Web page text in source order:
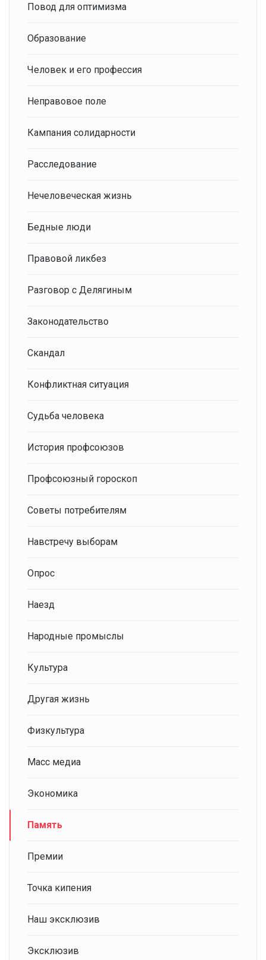
Повод для оптимизма
Образование
Человек и его профессия
Неправовое поле
Кампания солидарности
Расследование
Нечеловеческая жизнь
Бедные люди
Правовой ликбез
Разговор с Делягиным
Законодательство
Скандал
Конфликтная ситуация
Судьба человека
История профсоюзов
Профсоюзный гороскоп
Советы потребителям
Навстречу выборам
Опрос
Наезд
Народные промыслы
Культура
Другая жизнь
Физкультура
Масс медиа
Экономика
Память
Премии
Точка кипения
Наш эксклюзив
Эксклюзив